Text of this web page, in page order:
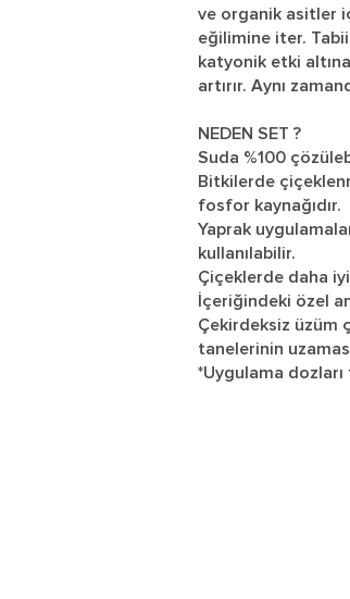
ve organik asitler
eğilimine iter.
katyonik etki
artırır. Aynı
NEDEN SET ?
Suda %100
Bitkilerde
fosfor kaynağıdır.
Yaprak
kullanılabilir.
Çiçeklerde daha
İçeriğindeki özel
Çekirdeksiz üzüm
tanelerinin
*Uygulama